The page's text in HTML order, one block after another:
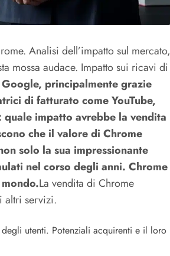
Analisi dell’impatto sul mercato,
mossa audace. Impatto sui ricavi di
principalmente grazie
di fatturato come YouTube,
impatto avrebbe la vendita
che il valore di Chrome
solo la sua impressionante
nel corso degli anni. Chrome
La vendita di Chrome
altri servizi.
utenti. Potenziali acquirenti e il loro